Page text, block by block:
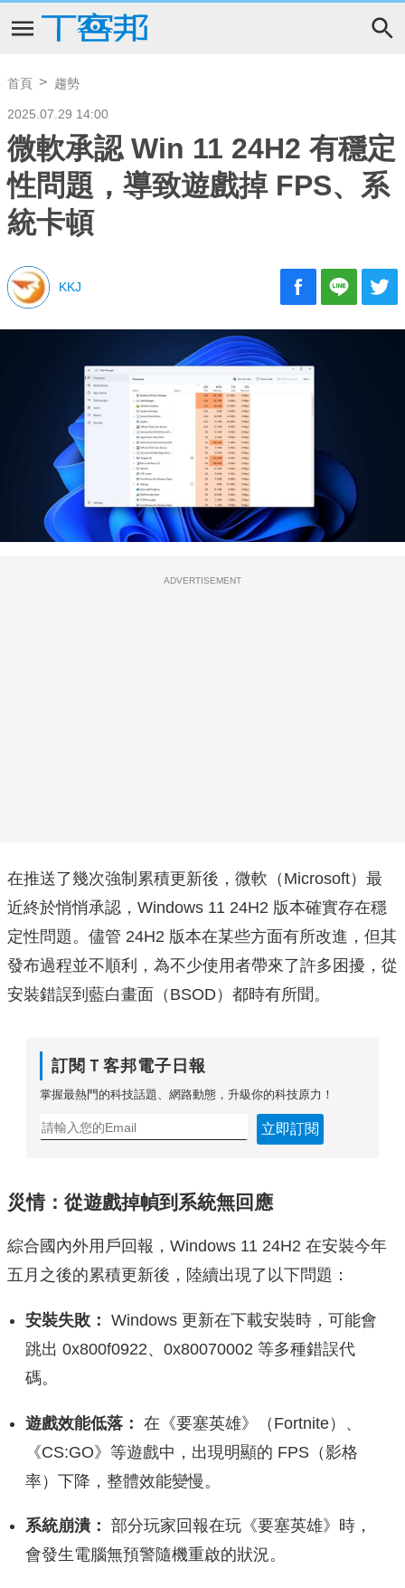
首頁 趨勢
2025.07.29 14:00
微軟承認 Win 11 24H2 有穩定
性問題，導致遊戲掉 FPS、系
統卡頓
KKJ
ADVERTISEMENT
在推送了幾次強制累積更新後，微軟（Microsoft）最
近終於悄悄承認，Windows 11 24H2 版本確實存在穩
定性問題。儘管 24H2 版本在某些方面有所改進，但其
發布過程並不順利，為不少使用者帶來了許多困擾，從
安裝錯誤到藍白畫面（BSOD）都時有所聞。
訂閱Ｔ客邦電子日報
掌握最熱門的科技話題、網路動態，升級你的科技原力！
立即訂閱
災情：從遊戲掉幀到系統無回應
綜合國內外用戶回報，Windows 11 24H2 在安裝今年
五月之後的累積更新後，陸續出現了以下問題：
安裝失敗： Windows 更新在下載安裝時，可能會
跳出 0x800f0922、0x80070002 等多種錯誤代
碼。
遊戲效能低落： 在《要塞英雄》（Fortnite）、
《CS:GO》等遊戲中，出現明顯的 FPS（影格
率）下降，整體效能變慢。
系統崩潰： 部分玩家回報在玩《要塞英雄》時，
會發生電腦無預警隨機重啟的狀況。